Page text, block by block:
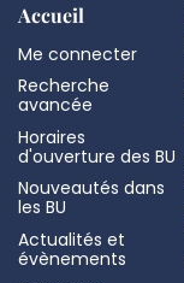
Accueil
Me connecter
Recherche
avancée
Horaires
d'ouverture des BU
Nouveautés dans
les BU
Actualités et
évènements